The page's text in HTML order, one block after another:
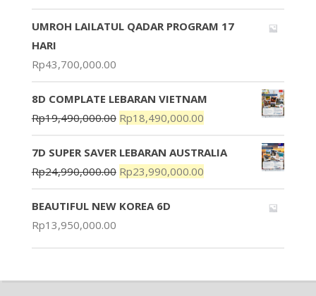
UMROH LAILATUL QADAR PROGRAM 17
HARI
Rp43,700,000.00
8D COMPLATE LEBARAN VIETNAM
Rp19,490,000.00 Rp18,490,000.00
7D SUPER SAVER LEBARAN AUSTRALIA
Rp24,990,000.00 Rp23,990,000.00
BEAUTIFUL NEW KOREA 6D
Rp13,950,000.00